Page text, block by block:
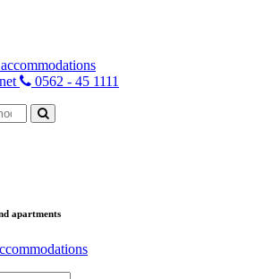
0562 - 45 1111
apartments